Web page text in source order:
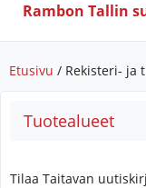
Rambon Tallin
Etusivu / Rekisteri- ja
Tuotealueet
Tilaa Taitavan